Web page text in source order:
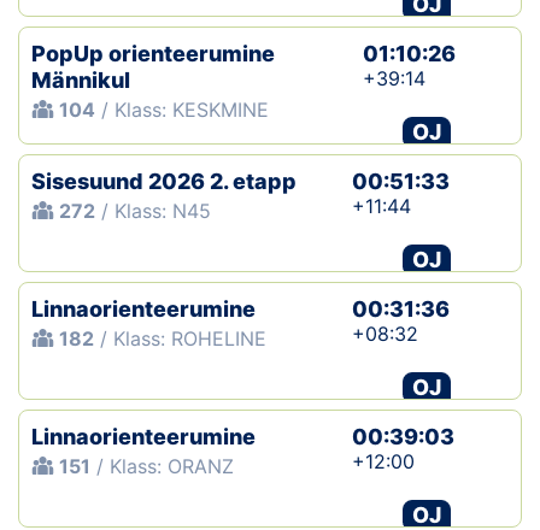
PopUp orienteerumine
Männikul
104 / Klass: KESKMINE
01:10:26
+39:14
OJ
Sisesuund 2026 2. etapp
272 / Klass: N45
00:51:33
+11:44
OJ
Linnaorienteerumine
182 / Klass: ROHELINE
00:31:36
+08:32
OJ
Linnaorienteerumine
151 / Klass: ORANZ
00:39:03
+12:00
OJ